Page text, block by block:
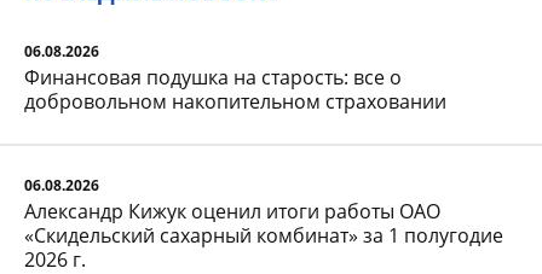
06.08.2026
Финансовая подушка на старость: все о
добровольном накопительном страховании
06.08.2026
Александр Кижук оценил итоги работы ОАО
«Скидельский сахарный комбинат» за 1 полугодие
2026 г.